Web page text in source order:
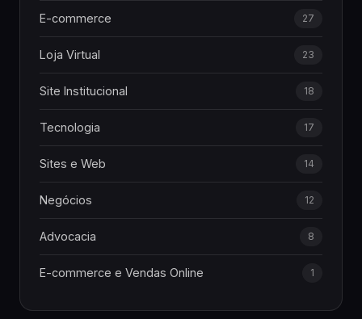
E-commerce 27
Loja Virtual 23
Site Institucional 18
Tecnologia 17
Sites e Web 14
Negócios 12
Advocacia 8
E-commerce e Vendas Online 1